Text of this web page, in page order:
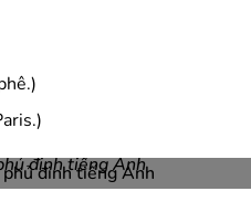
đinh tiếng Anh